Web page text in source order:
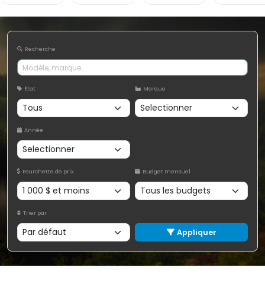
Recherche
État Marque
Année
Fourchette de prix Budget mensuel
Trier par
Appliquer